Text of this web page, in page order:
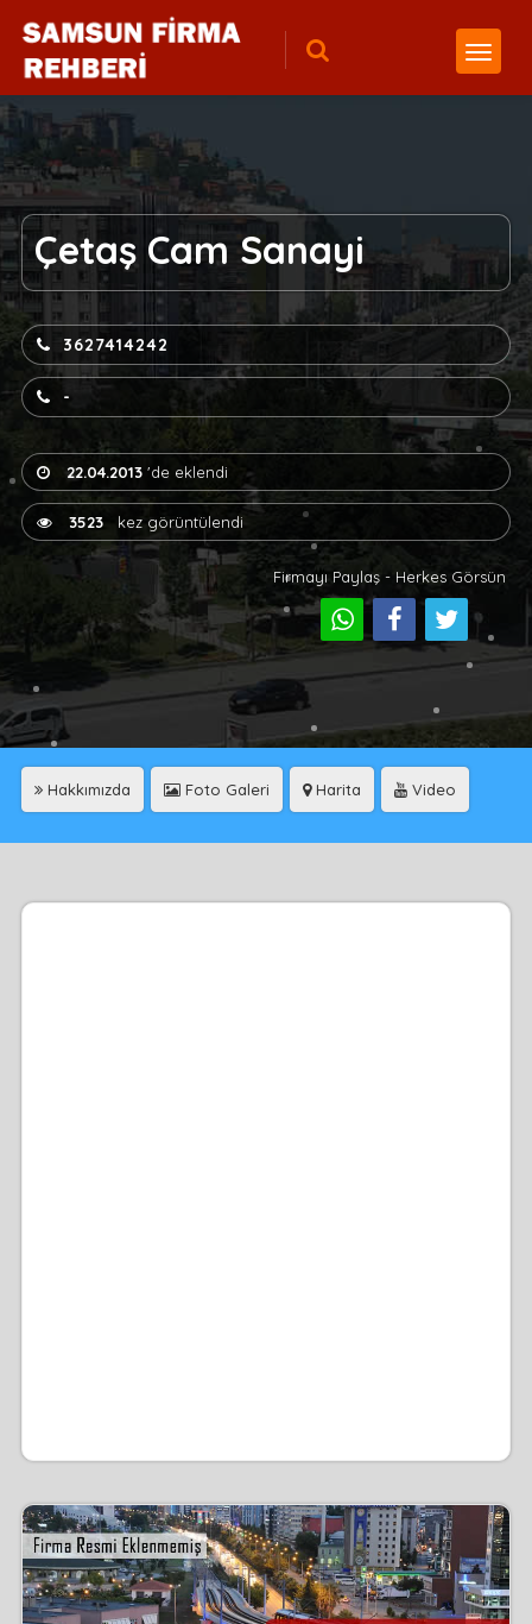
Çetaş Cam Sanayi
3627414242
-
22.04.2013'de eklendi
3523kez görüntülendi
Firmayı Paylaş - Herkes Görsün
Hakkımızda Foto Galeri Harita Video